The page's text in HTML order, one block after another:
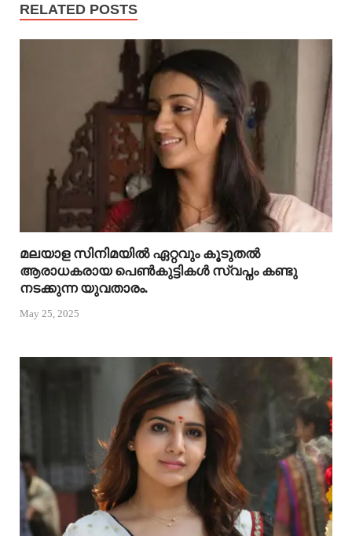
RELATED POSTS
മലയാള സിനിമയിൽ ഏറ്റവും കൂടുതൽ
ആരാധകരായ പെൺകുട്ടികൾ സ്വപ്നം കണ്ടു
നടക്കുന്ന യുവതാരം.
May 25, 2025